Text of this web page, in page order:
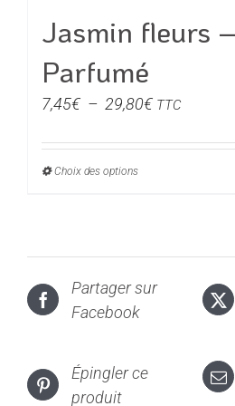
Jasmin fleurs
Parfumé
7,45€ – 29,80€Plage
prix :
TTC
Choix des optionsCe
Les
options
être
Partager sur
Facebook
Épingler ce
produit